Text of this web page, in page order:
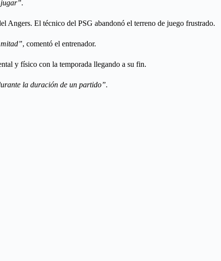
Angers. El técnico del PSG abandonó el terreno de juego frustrado.
, comentó el entrenador.
y físico con la temporada llegando a su fin.
la duración de un partido”.